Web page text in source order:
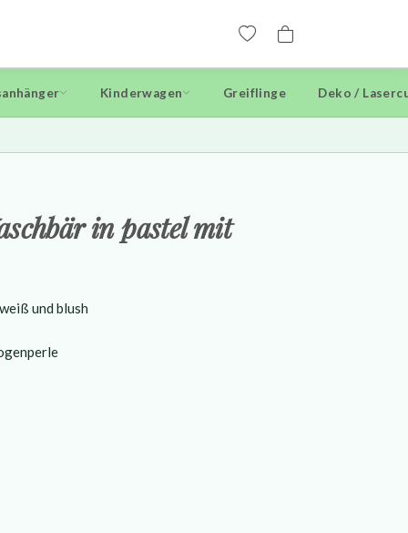
Kinderwagen Greiflinge Deko /
in pastel mit
und blush